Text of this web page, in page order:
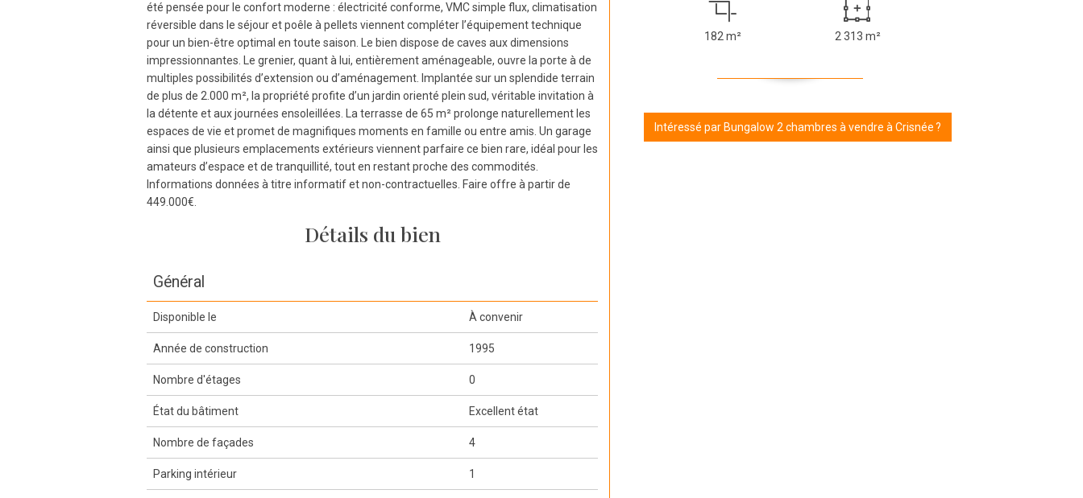
été pensée pour le confort moderne : électricité conforme, VMC simple flux, climatisation
réversible dans le séjour et poêle à pellets viennent compléter l’équipement technique
pour un bien-être optimal en toute saison. Le bien dispose de caves aux dimensions
impressionnantes. Le grenier, quant à lui, entièrement aménageable, ouvre la porte à de
multiples possibilités d’extension ou d’aménagement. Implantée sur un splendide terrain
de plus de 2.000 m², la propriété profite d’un jardin orienté plein sud, véritable invitation à
la détente et aux journées ensoleillées. La terrasse de 65 m² prolonge naturellement les
espaces de vie et promet de magnifiques moments en famille ou entre amis. Un garage
ainsi que plusieurs emplacements extérieurs viennent parfaire ce bien rare, idéal pour les
amateurs d’espace et de tranquillité, tout en restant proche des commodités.
Informations données à titre informatif et non-contractuelles. Faire offre à partir de
449.000€.
Détails du bien
Général
Disponible le À convenir
Année de construction 1995
Nombre d'étages 0
État du bâtiment Excellent état
Nombre de façades 4
Parking intérieur 1
182 m² 2 313 m²
Intéressé par Bungalow 2 chambres à vendre à Crisnée ?